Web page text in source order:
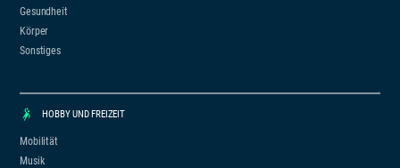
Gesundheit
Körper
Sonstiges
HOBBY UND FREIZEIT
Mobilität
Musik